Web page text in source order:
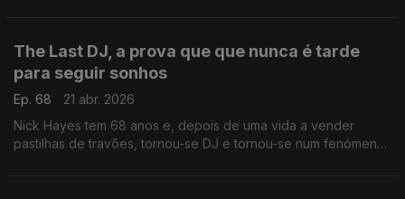
The Last DJ, a prova que que nunca é tarde
para seguir sonhos
Ep. 68
21 abr. 2026
Nick Hayes tem 68 anos e, depois de uma vida a vender
pastilhas de travões, tornou-se DJ e tornou-se num fenómeno